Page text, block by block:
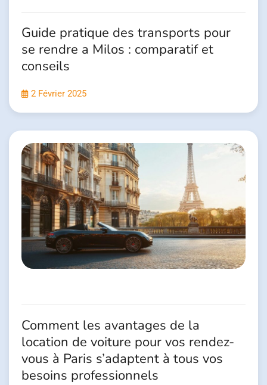
Guide pratique des transports pour
se rendre a Milos : comparatif et
conseils
2 Février 2025
Comment les avantages de la
location de voiture pour vos rendez-
vous à Paris s’adaptent à tous vos
besoins professionnels